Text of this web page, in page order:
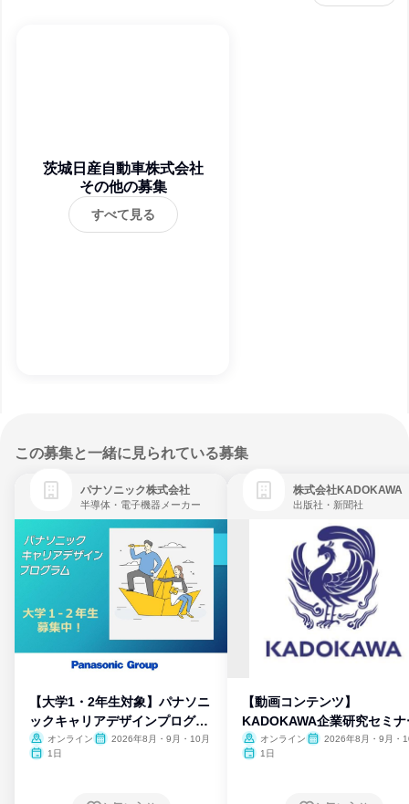
茨城日産自動車株式会社
その他の募集
すべて見る
この募集と一緒に見られている募集
パナソニック株式会社
半導体・電子機器メーカー
【大学1・2年生対象】パナソニ
ックキャリアデザインプログラ
ム
オンライン
2026年8月・9月・10月
1日
株式会社KADOKAWA
出版社・新聞社
【動画コンテンツ】
KADOKAWA企業研究セミナ
オンライン
2026年8月・9月・
1日